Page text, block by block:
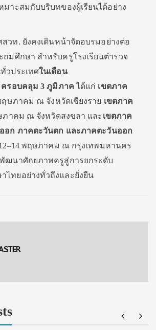
มาะสมกับบริบทของผู้เรียนได้อย่าง
งคงเดินหน้าจัดอบรมอย่างต่อ
ถมศึกษา สำหรับครูโรงเรียนตำรวจ
วประเทศในเดือน
ครอบคลุม 3 ภูมิภาค ได้แก่ เขตภาค
ฤษภาคม ณ จังหวัดเชียงราย เขตภาค
ภาคม ณ จังหวัดสงขลา และ เขตภาค
อก ภาคตะวันตก และภาคตะวันออก
พฤษภาคม ณ กรุงเทพมหานคร
ฒนาศักยภาพครูสู่การยกระดับ
ไทยอย่างทั่วถึงและยั่งยืน